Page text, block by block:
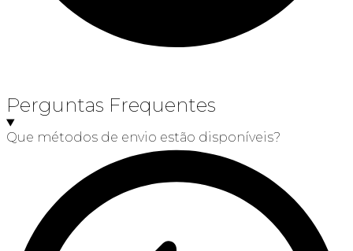
Perguntas Frequentes
Que métodos de envio estão disponíveis?